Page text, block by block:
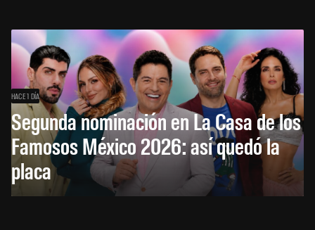
HACE 1 DÍA
Segunda nominación en La Casa de los
Famosos México 2026: así quedó la
placa